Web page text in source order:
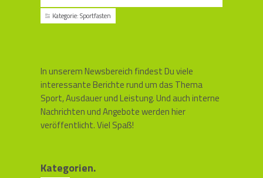
Kategorie:Sportfasten
In unserem Newsbereich findest Du viele
interessante Berichte rund um das Thema
Sport, Ausdauer und Leistung. Und auch interne
Nachrichten und Angebote werden hier
veröffentlicht. Viel Spaß!
Kategorien.